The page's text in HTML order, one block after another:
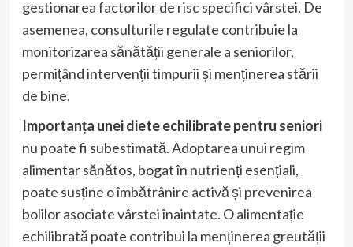
gestionarea factorilor de risc specifici vârstei. De
asemenea, consulturile regulate contribuie la
monitorizarea sănătății generale a seniorilor,
permițând intervenții timpurii și menținerea stării
de bine.
Importanța unei diete echilibrate pentru seniori
nu poate fi subestimată. Adoptarea unui regim
alimentar sănătos, bogat în nutrienți esențiali,
poate susține o îmbătrânire activă și prevenirea
bolilor asociate vârstei înaintate. O alimentație
echilibrată poate contribui la menținerea greutății